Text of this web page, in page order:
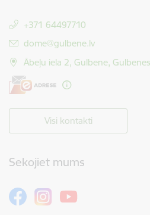
+371 64497710
E-pasts:
dome@gulbene.lv
Ābeļu iela 2, Gulbene,
Visi kontakti
Sekojiet mums